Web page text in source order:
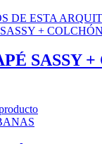
DE ESTA
SASSY